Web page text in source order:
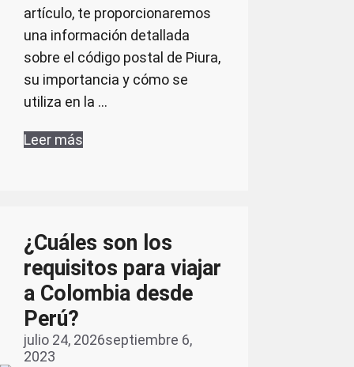
artículo, te proporcionaremos
una información detallada
sobre el código postal de Piura,
su importancia y cómo se
utiliza en la …
Leer más
¿Cuáles son los
requisitos para viajar
a Colombia desde
Perú?
julio 24, 2026septiembre 6,
2023